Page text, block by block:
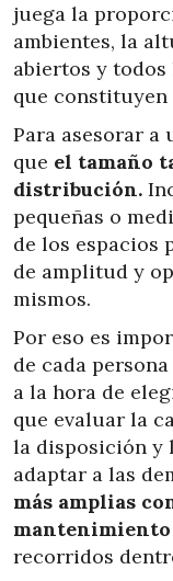
juega la
ambientes, la
abiertos y
que constituyen
Para asesorar a
que el tamaño
distribución.
pequeñas o
de los espacios
de amplitud y
mismos.
Por eso es
de cada
a la hora de
que evaluar la
la disposición y
adaptar a las
más amplias
mantenimiento
recorridos